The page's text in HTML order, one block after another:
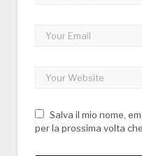
Salva il mio nome,
per la prossima volta